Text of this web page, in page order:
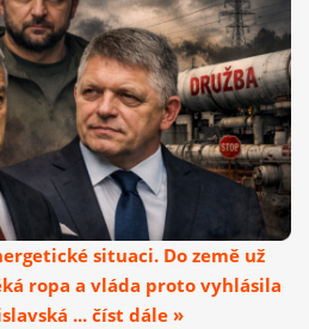
situaci. Do země už
ropa a vláda proto vyhlásila
... číst dále »